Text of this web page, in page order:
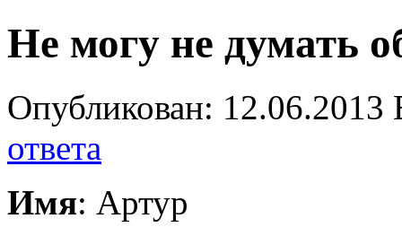
Не могу не думать
Опубликован:
ответа
Имя: Артур